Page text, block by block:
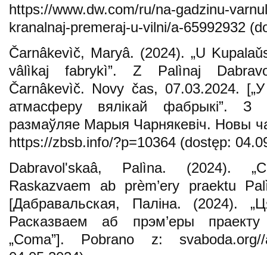
https://www.dw.com/ru/na-gadzinu-
kranalnaj-premeraj-u-vilni/a-65992932
Čarnâkevìč, Maryâ. (2024). „U
vâlìkaj fabrykì”. Z Palìnaj
Čarnâkevìč. Novy čas, 07.03.2024.
атмасферу вялікай фабрыкі”. З
размаўляе Марыя Чарнякевіч. Новы
https://zbsb.info/?p=10364 (dostęp:
Dabravolʹskaâ, Palìna. (2024).
Raskazvaem ab prèm’ery praektu
[Дабравальская, Паліна. (2024).
Расказваем аб прэм’еры
„Coma”]. Pobrano z: svaboda.org//